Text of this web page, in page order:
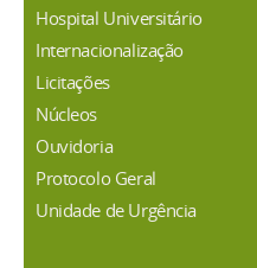
Hospital Universitário
Internacionalização
Licitações
Núcleos
Ouvidoria
Protocolo Geral
Unidade de Urgência